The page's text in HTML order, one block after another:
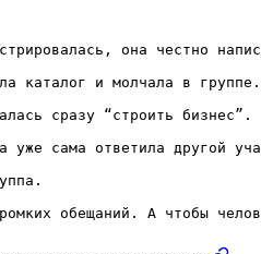
она честно
каталог и молчала в
сразу “строить
уже сама ответила другой
обещаний. А чтобы